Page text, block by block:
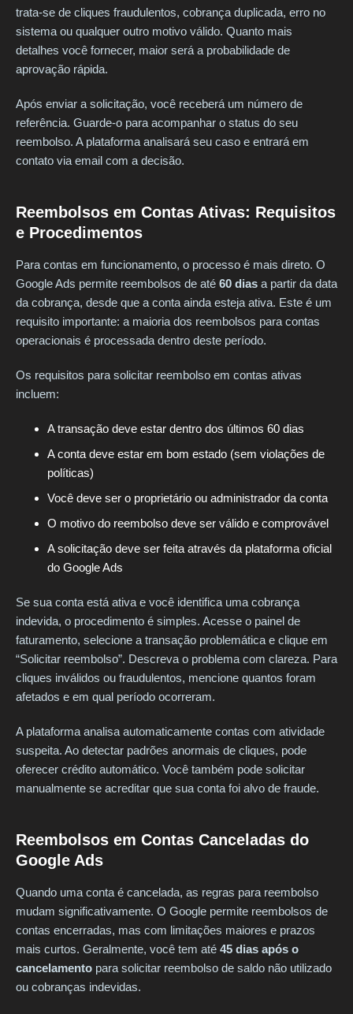
trata-se de cliques fraudulentos, cobrança duplicada, erro no
sistema ou qualquer outro motivo válido. Quanto mais
detalhes você fornecer, maior será a probabilidade de
aprovação rápida.
Após enviar a solicitação, você receberá um número de
referência. Guarde-o para acompanhar o status do seu
reembolso. A plataforma analisará seu caso e entrará em
contato via email com a decisão.
Reembolsos em Contas Ativas: Requisitos
e Procedimentos
Para contas em funcionamento, o processo é mais direto. O
Google Ads permite reembolsos de até 60 dias a partir da data
da cobrança, desde que a conta ainda esteja ativa. Este é um
requisito importante: a maioria dos reembolsos para contas
operacionais é processada dentro deste período.
Os requisitos para solicitar reembolso em contas ativas
incluem:
A transação deve estar dentro dos últimos 60 dias
A conta deve estar em bom estado (sem violações de
políticas)
Você deve ser o proprietário ou administrador da conta
O motivo do reembolso deve ser válido e comprovável
A solicitação deve ser feita através da plataforma oficial
do Google Ads
Se sua conta está ativa e você identifica uma cobrança
indevida, o procedimento é simples. Acesse o painel de
faturamento, selecione a transação problemática e clique em
“Solicitar reembolso”. Descreva o problema com clareza. Para
cliques inválidos ou fraudulentos, mencione quantos foram
afetados e em qual período ocorreram.
A plataforma analisa automaticamente contas com atividade
suspeita. Ao detectar padrões anormais de cliques, pode
oferecer crédito automático. Você também pode solicitar
manualmente se acreditar que sua conta foi alvo de fraude.
Reembolsos em Contas Canceladas do
Google Ads
Quando uma conta é cancelada, as regras para reembolso
mudam significativamente. O Google permite reembolsos de
contas encerradas, mas com limitações maiores e prazos
mais curtos. Geralmente, você tem até 45 dias após o
cancelamento para solicitar reembolso de saldo não utilizado
ou cobranças indevidas.